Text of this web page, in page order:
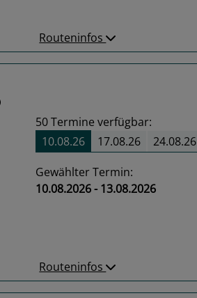
Routeninfos
50Termine verfügbar:
10.08.26
17.08.26 24.08.26
Gewählter Termin:
10.08.2026 - 13.08.2026
Routeninfos